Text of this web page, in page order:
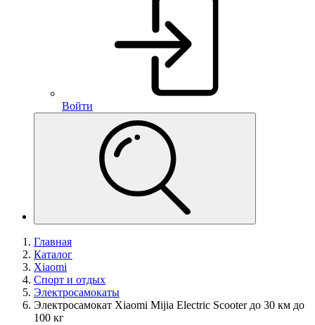
Войти
Главная
Каталог
Xiaomi
Спорт и отдых
Электросамокаты
Электросамокат Xiaomi Mijia Electric Scooter до 30 км до
100 кг